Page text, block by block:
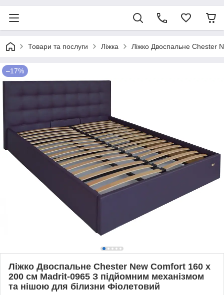
Товари та послуги Ліжка Ліжко Двоспальне Chester
–17%
Ліжко Двоспальне Chester New Comfort 160 х
200 см Madrit-0965 З підйомним механізмом
та нішою для білизни Фіолетовий